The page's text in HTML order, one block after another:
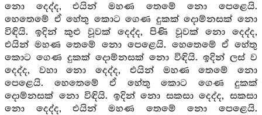
නො දෙද්ද, එයින් මහණ තෙමේ නො පෙළෙයි.
හෙතෙමේ ඒ හේතු කොට ගෙණ දුකක් දොම්නසක් නො
විඳියි. ඉදින් කුළු වූවක් දෙද්ද, පිණි වූවක් නො දෙද්ද,
එයින් මහණ තෙමේ නො පෙළෙයි. හෙතෙමේ ඒ හේතු
කොට ගෙණ දුකක් දොම්නසක් නො විඳියි. ඉදින් ලස් ව
දෙද්ද, වහා නො දෙද්ද, එයින් මහණ තෙමේ නො
පෙළෙයි. හෙතෙමේ ඒ හේතු කොට ගෙණ දුකක්
දොම්නසක් නො විඳියි. ඉදින් නො සකසා දෙද්ද, සකසා
නො දෙද්ද, එයින් මහණ තෙමේ නො පෙළෙයි.